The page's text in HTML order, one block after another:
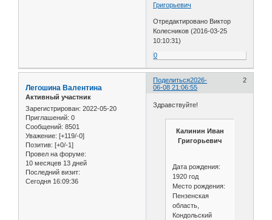
Григорьевич
Отредактировано Виктор
Колесников (2016-03-25
10:10:31)
0
Поделиться 2
2026-
06-08 21:06:55
Легошина Валентина
Активный участник
Зарегистрирован: 2022-05-20
Приглашений: 0
Сообщений: 8501
Уважение: [+119/-0]
Позитив: [+0/-1]
Провел на форуме:
10 месяцев 13 дней
Последний визит:
Сегодня 16:09:36
Здравствуйте!
Калинин Иван
Григорьевич
Дата рождения:
1920 год
Место рождения:
Пензенская
область,
Кондольский